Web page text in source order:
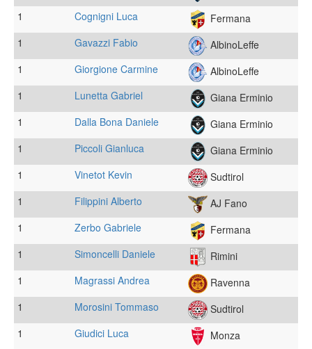
1
Cognigni Luca
Fermana
1
Gavazzi Fabio
AlbinoLeffe
1
Giorgione Carmine
AlbinoLeffe
1
Lunetta Gabriel
Giana Erminio
1
Dalla Bona Daniele
Giana Erminio
1
Piccoli Gianluca
Giana Erminio
1
Vinetot Kevin
Sudtirol
1
Filippini Alberto
AJ Fano
1
Zerbo Gabriele
Fermana
1
Simoncelli Daniele
Rimini
1
Magrassi Andrea
Ravenna
1
Morosini Tommaso
Sudtirol
1
Giudici Luca
Monza